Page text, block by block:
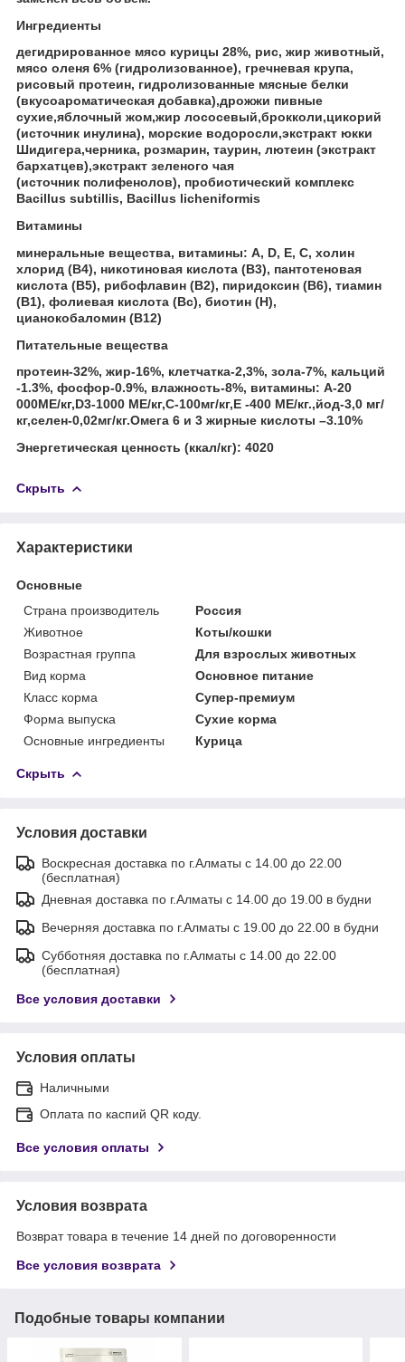
Ингредиенты
дегидрированное мясо курицы 28%, рис, жир животный,
мясо оленя 6% (гидролизованное), гречневая крупа,
рисовый протеин, гидролизованные мясные белки
(вкусоароматическая добавка),дрожжи пивные
сухие,яблочный жом,жир лососевый,брокколи,цикорий
(источник инулина), морские водоросли,экстракт юкки
Шидигера,черника, розмарин, таурин, лютеин (экстракт
бархатцев),экстракт зеленого чая
(источник полифенолов), пробиотический комплекс
Bacillus subtillis, Bacillus licheniformis
Витамины
минеральные вещества, витамины: А, D, Е, С, холин
хлорид (В4), никотиновая кислота (В3), пантотеновая
кислота (В5), рибофлавин (В2), пиридоксин (В6), тиамин
(В1), фолиевая кислота (Вc), биотин (Н),
цианокобаломин (В12)
Питательные вещества
протеин-32%, жир-16%, клетчатка-2,3%, зола-7%, кальций
-1.3%, фосфор-0.9%, влажность-8%, витамины: А-20
000МЕ/кг,D3-1000 МЕ/кг,С-100мг/кг,Е -400 МЕ/кг.,йод-3,0 мг/
кг,селен-0,02мг/кг.Омега 6 и 3 жирные кислоты –3.10%
Энергетическая ценность (ккал/кг): 4020
Скрыть
Характеристики
Основные
Страна производитель
Россия
Животное
Коты/кошки
Возрастная группа
Для взрослых животных
Вид корма
Основное питание
Класс корма
Супер-премиум
Форма выпуска
Сухие корма
Основные ингредиенты
Курица
Скрыть
Условия доставки
Воскресная доставка по г.Алматы с 14.00 до 22.00
(бесплатная)
Дневная доставка по г.Алматы с 14.00 до 19.00 в будни
Вечерняя доставка по г.Алматы с 19.00 до 22.00 в будни
Субботняя доставка по г.Алматы с 14.00 до 22.00
(бесплатная)
Все условия доставки
Условия оплаты
Наличными
Оплата по каспий QR коду.
Все условия оплаты
Условия возврата
Возврат товара в течение 14 дней по договоренности
Все условия возврата
Подобные товары компании